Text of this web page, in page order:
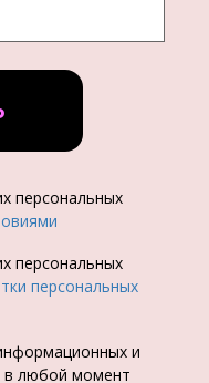
персональных
персональных
персональных
и
в любой момент